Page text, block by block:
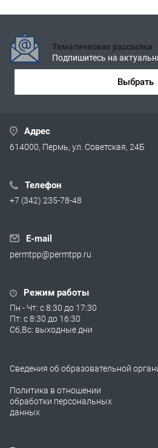
Тематические рассылки
Подпишитесь на
Выбрать
Адрес
614000, Пермь, ул. Советская, 24Б
Телефон
+7 (342) 235-78-48
E-mail
permtpp@permtpp.ru
Режим работы
Пн - Чт: с 8:30 до 17:30
Пт: с 8:30 до 16:30
Сб,Вс: выходные дни
Сведения об образовательной
Политика в отношении
обработки персональных
данных